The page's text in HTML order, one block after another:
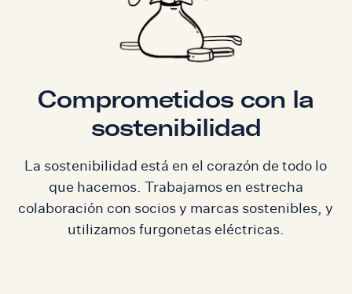
Comprometidos con la
sostenibilidad
La sostenibilidad está en el corazón de todo lo
que hacemos. Trabajamos en estrecha
colaboración con socios y marcas sostenibles, y
utilizamos furgonetas eléctricas.